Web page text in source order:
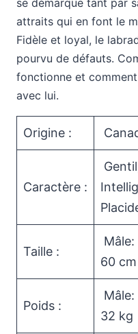
se démarque tant par
attraits qui en font le
Fidèle et loyal, le
pourvu de défauts.
fonctionne et
avec lui.
Origine :
Caractère :
Taille :
60 cm
Poids :
32 kg